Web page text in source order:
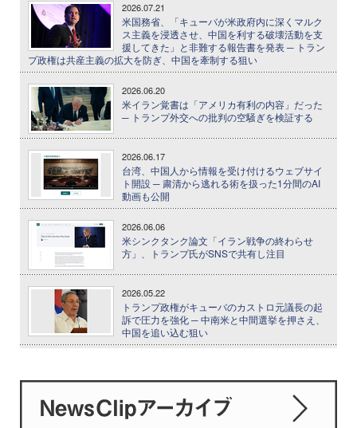
2026.07.21
米国務省、「キューバが米政府内に深くマルク
ス主義を浸透させ、中国を利する破壊活動を支
援してきた」と非難する報告書を発表 ─ トラン
プ政権は共産主義の拡大を防ぎ、中国を牽制する狙い
2026.06.20
米イラン覚書は「アメリカ有利の内容」だった
─ トランプ外交への批判の空騒ぎを検証する
2026.06.17
台湾、中国人から情報を受け付けるウェブサイ
ト開設 ─ 粛清から逃れる術を扱った1分間のAI
動画も公開
2026.06.06
米シンクタンク論文「イラン戦争の終わらせ
方」、トランプ氏がSNSで共有し注目
2026.05.22
トランプ政権がキューバのカストロ元議長の起
訴で圧力を強化 ─ 中南米と中間選挙を押さえ、
中国を追い込む狙い